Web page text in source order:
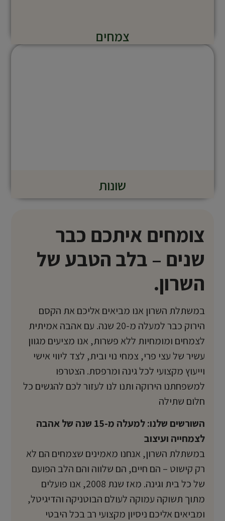
צמחים
שונות
צומחים איתכם כבר
שנים – בלב הטבע של
השרון.
במשתלת השרון אנו מביאים אליכם את הקסם
הירוק כבר למעלה מ-20 שנה. עם אהבה אמיתית
לצמחים ומומחיות ללא פשרות, אנו מציעים מגוון
עשיר של עצי פרי, צמחי נוי ובית, לצד ליווי אישי
וייעוץ מקצועי לכל גינה ומרפסת. הצטרפו
למשפחתנו הירוקה ותנו לנו לעזור לכם להגשים כל
חלום שתילה
השורשים שלנו: למעלה מ-15 שנה של אהבה
לצמחייה ועיצוב
במשתלת השרון, אנחנו מאמינים שצמחים הם לא
רק קישוט – הם חיים, הם שלווה והם הלב הפועם
של כל בית וגינה. מאז שנת 2008, אנו פועלים
מתוך תשוקה עמוקה לעולם הבוטניקה והדיגיטל,
ומביאים אליכם ניסיון מקצועי רב בכל היבטי